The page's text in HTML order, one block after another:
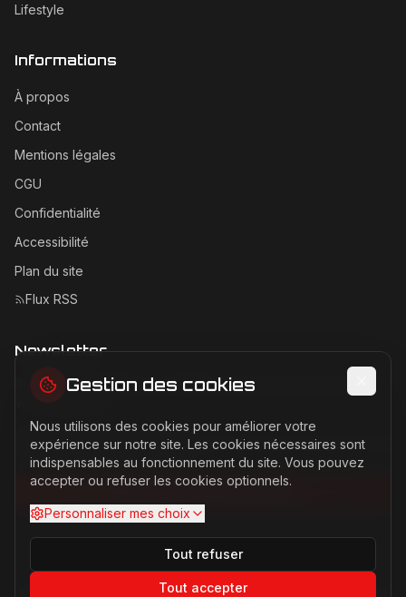
Lifestyle
Informations
À propos
Contact
Mentions légales
CGU
Confidentialité
Accessibilité
Plan du site
Flux RSS
Newsletter
Recevez les dernières actualités Ferrari directement dans
Adresse email pour la newsletter
S'abonner à la newsletter
Ferrari Passion. Tous droits réservés. Site non affilié à
Gestion des cookies
Nous utilisons des cookies pour améliorer votre
expérience sur notre site. Les cookies nécessaires sont
indispensables au fonctionnement du site. Vous pouvez
accepter ou refuser les cookies optionnels.
Personnaliser mes choix
Tout refuser
Tout accepter